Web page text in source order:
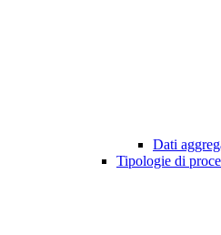
Dati
Tipologie di